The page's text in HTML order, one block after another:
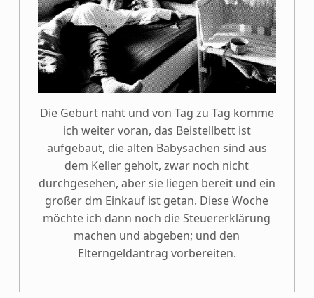
Die Geburt naht und von Tag zu Tag komme
ich weiter voran, das Beistellbett ist
aufgebaut, die alten Babysachen sind aus
dem Keller geholt, zwar noch nicht
durchgesehen, aber sie liegen bereit und ein
großer dm Einkauf ist getan. Diese Woche
möchte ich dann noch die Steuererklärung
machen und abgeben; und den
Elterngeldantrag vorbereiten.